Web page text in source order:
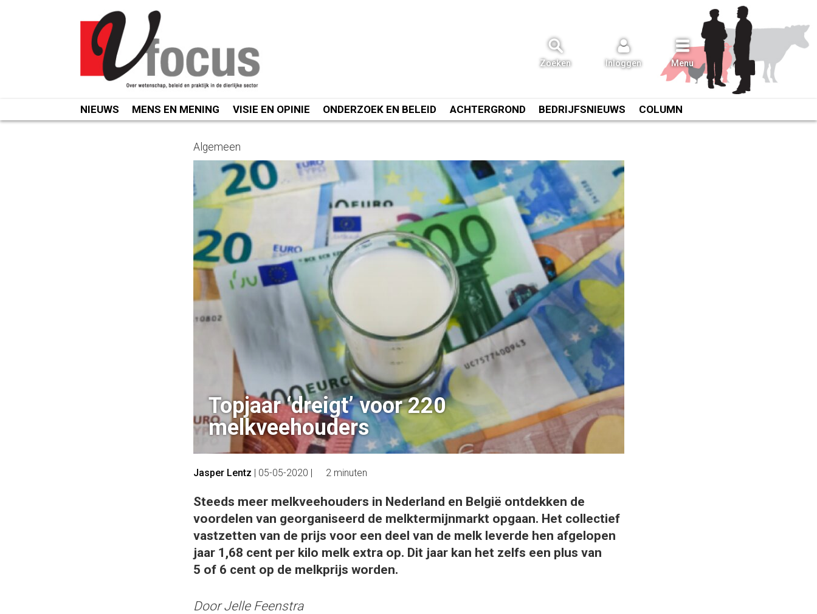
Zoeken Inloggen Menu
NIEUWS MENS EN MENING VISIE EN OPINIE ONDERZOEK EN BELEID ACHTERGROND BEDRIJFSNIEUWS COLUMN
Algemeen
Topjaar ‘dreigt’ voor 220
melkveehouders
Jasper Lentz | 05-05-2020 | 2 minuten
Steeds meer melkveehouders in Nederland en België ontdekken de
voordelen van georganiseerd de melktermijnmarkt opgaan. Het collectief
vastzetten van de prijs voor een deel van de melk leverde hen afgelopen
jaar 1,68 cent per kilo melk extra op. Dit jaar kan het zelfs een plus van
5 of 6 cent op de melkprijs worden.
Door Jelle Feenstra